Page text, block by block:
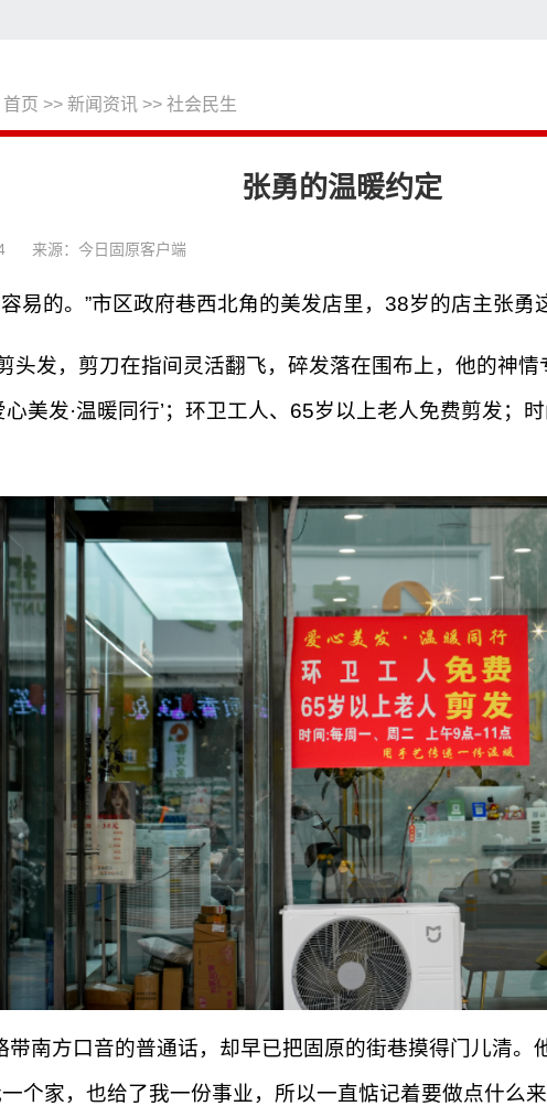
首页 >> 新闻资讯 >> 社会民生
张勇的温暖约定
来源：今日固原客户端
易的。”市区政府巷西北角的美发店里，38岁的店主张勇
头发，剪刀在指间灵活翻飞，碎发落在围布上，他的神
心美发·温暖同行’；环卫工人、65岁以上老人免费剪发；
南方口音的普通话，却早已把固原的街巷摸得门儿清
个家，也给了我一份事业，所以一直惦记着要做点什么来